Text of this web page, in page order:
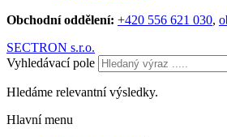
Obchodní oddělení: +420 556 621 030,
SECTRON s.r.o.
Vyhledávací pole
Hledáme relevantní výsledky.
Hlavní menu